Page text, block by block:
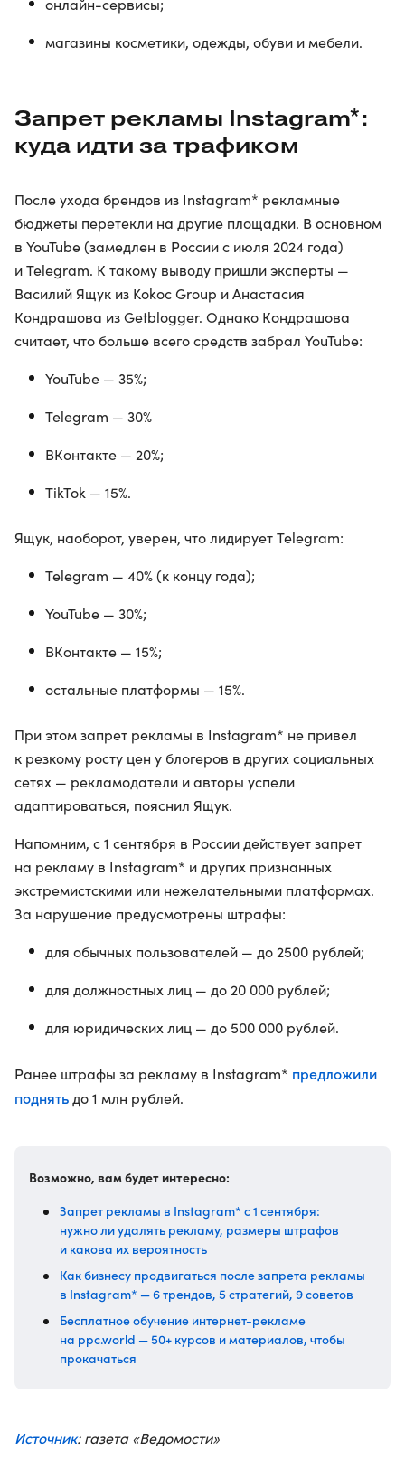
онлайн-сервисы;
магазины косметики, одежды, обуви и мебели.
Запрет рекламы Instagram*:
куда идти за трафиком
После ухода брендов из Instagram* рекламные
бюджеты перетекли на другие площадки. В основном
в YouTube (замедлен в России с июля 2024 года)
и Telegram. К такому выводу пришли эксперты —
Василий Ящук из Kokoc Group и Анастасия
Кондрашова из Getblogger. Однако Кондрашова
считает, что больше всего средств забрал YouTube:
YouTube — 35%;
Telegram — 30%
ВКонтакте — 20%;
TikTok — 15%.
Ящук, наоборот, уверен, что лидирует Telegram:
Telegram — 40% (к концу года);
YouTube — 30%;
ВКонтакте — 15%;
остальные платформы — 15%.
При этом запрет рекламы в Instagram* не привел
к резкому росту цен у блогеров в других социальных
сетях — рекламодатели и авторы успели
адаптироваться, пояснил Ящук.
Напомним, с 1 сентября в России действует запрет
на рекламу в Instagram* и других признанных
экстремистскими или нежелательными платформах.
За нарушение предусмотрены штрафы:
для обычных пользователей — до 2500 рублей;
для должностных лиц — до 20 000 рублей;
для юридических лиц — до 500 000 рублей.
Ранее штрафы за рекламу в Instagram* предложили
поднять до 1 млн рублей.
Возможно, вам будет интересно:
Запрет рекламы в Instagram* с 1 сентября:
нужно ли удалять рекламу, размеры штрафов
и какова их вероятность
Как бизнесу продвигаться после запрета рекламы
в Instagram* — 6 трендов, 5 стратегий, 9 советов
Бесплатное обучение интернет-рекламе
на ppc.world — 50+ курсов и материалов, чтобы
прокачаться
Источник: газета «Ведомости»